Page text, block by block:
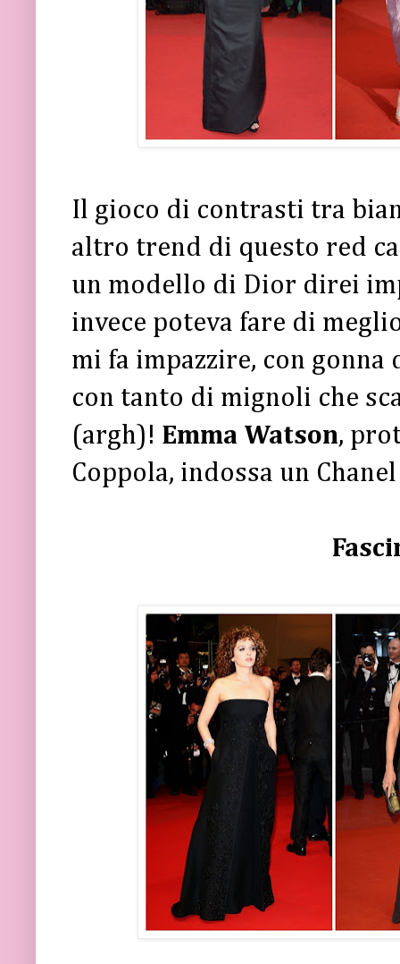
Il gioco di contrasti tra
altro trend di questo red
un modello di Dior direi
invece poteva fare di
mi fa impazzire, con
con tanto di mignoli che
(argh)! Emma Watson,
Coppola, indossa un